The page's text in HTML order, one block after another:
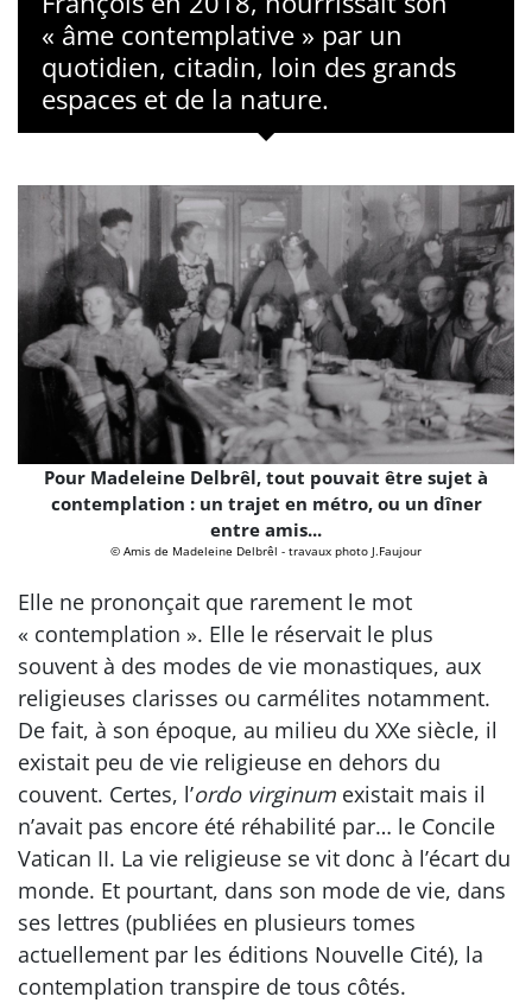
« âme contemplative » par un
quotidien, citadin, loin des grands
espaces et de la nature.
Pour Madeleine Delbrêl, tout pouvait être sujet à
contemplation : un trajet en métro, ou un dîner
entre amis...
© Amis de Madeleine Delbrêl - travaux photo J.Faujour
Elle ne prononçait que rarement le mot
« contemplation ». Elle le réservait le plus
souvent à des modes de vie monastiques, aux
religieuses clarisses ou carmélites notamment.
De fait, à son époque, au milieu du XXe siècle, il
existait peu de vie religieuse en dehors du
couvent. Certes, l’ordo virginum existait mais il
n’avait pas encore été réhabilité par… le Concile
Vatican II. La vie religieuse se vit donc à l’écart du
monde. Et pourtant, dans son mode de vie, dans
ses lettres (publiées en plusieurs tomes
actuellement par les éditions Nouvelle Cité), la
contemplation transpire de tous côtés.